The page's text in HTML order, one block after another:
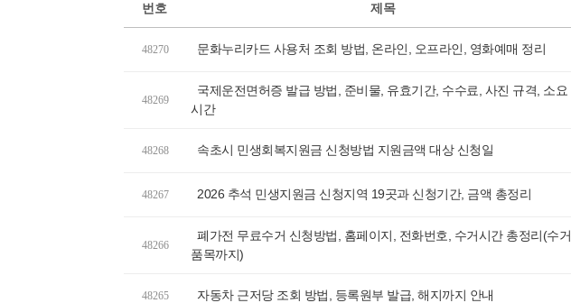
번호 제목
48270 문화누리카드 사용처 조회 방법, 온라인, 오프라인, 영화예매 정리
48269
국제운전면허증 발급 방법, 준비물, 유효기간, 수수료, 사진 규격, 소요
시간
48268 속초시 민생회복지원금 신청방법 지원금액 대상 신청일
48267 2026 추석 민생지원금 신청지역 19곳과 신청기간, 금액 총정리
48266
폐가전 무료수거 신청방법, 홈페이지, 전화번호, 수거시간 총정리(수거
품목까지)
48265 자동차 근저당 조회 방법, 등록원부 발급, 해지까지 안내